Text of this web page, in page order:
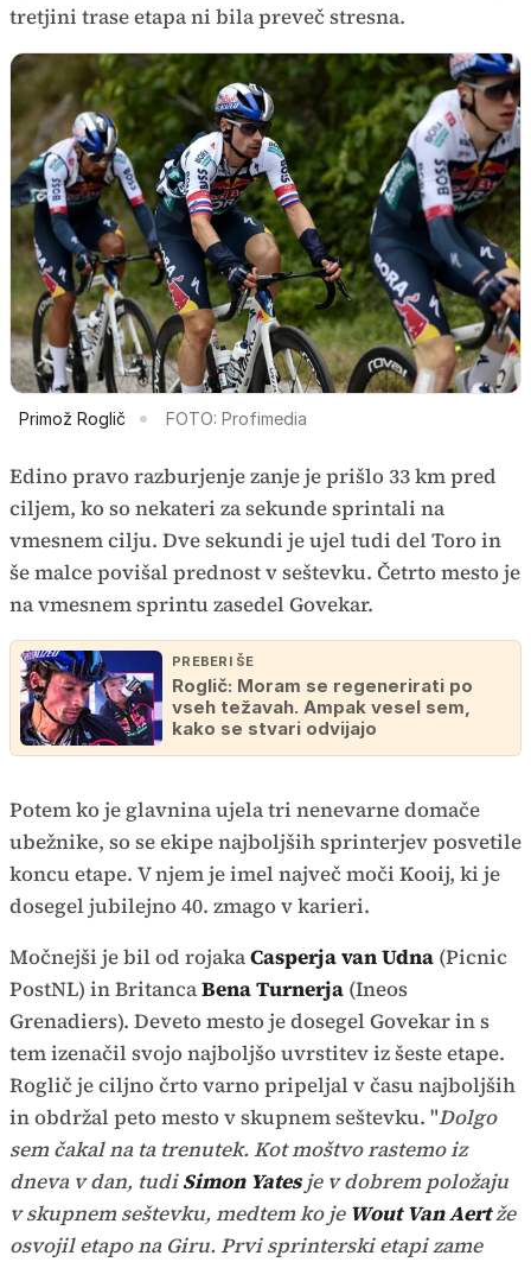
tretjini trase etapa ni bila preveč stresna.
Primož Roglič FOTO: Profimedia
Edino pravo razburjenje zanje je prišlo 33 km pred
ciljem, ko so nekateri za sekunde sprintali na
vmesnem cilju. Dve sekundi je ujel tudi del Toro in
še malce povišal prednost v seštevku. Četrto mesto je
na vmesnem sprintu zasedel Govekar.
PREBERI ŠE
Roglič: Moram se regenerirati po
vseh težavah. Ampak vesel sem,
kako se stvari odvijajo
Potem ko je glavnina ujela tri nenevarne domače
ubežnike, so se ekipe najboljših sprinterjev posvetile
koncu etape. V njem je imel največ moči Kooij, ki je
dosegel jubilejno 40. zmago v karieri.
Močnejši je bil od rojakaCasperja van Udna (Picnic
PostNL) in BritancaBena Turnerja (Ineos
Grenadiers). Deveto mesto je dosegel Govekar in s
tem izenačil svojo najboljšo uvrstitev iz šeste etape.
Roglič je ciljno črto varno pripeljal v času najboljših
in obdržal peto mesto v skupnem seštevku. "Dolgo
sem čakal na ta trenutek. Kot moštvo rastemo iz
dneva v dan, tudiSimon Yatesje v dobrem položaju
v skupnem seštevku, medtem ko je Wout Van Aertže
osvojil etapo na Giru. Prvi sprinterski etapi zame